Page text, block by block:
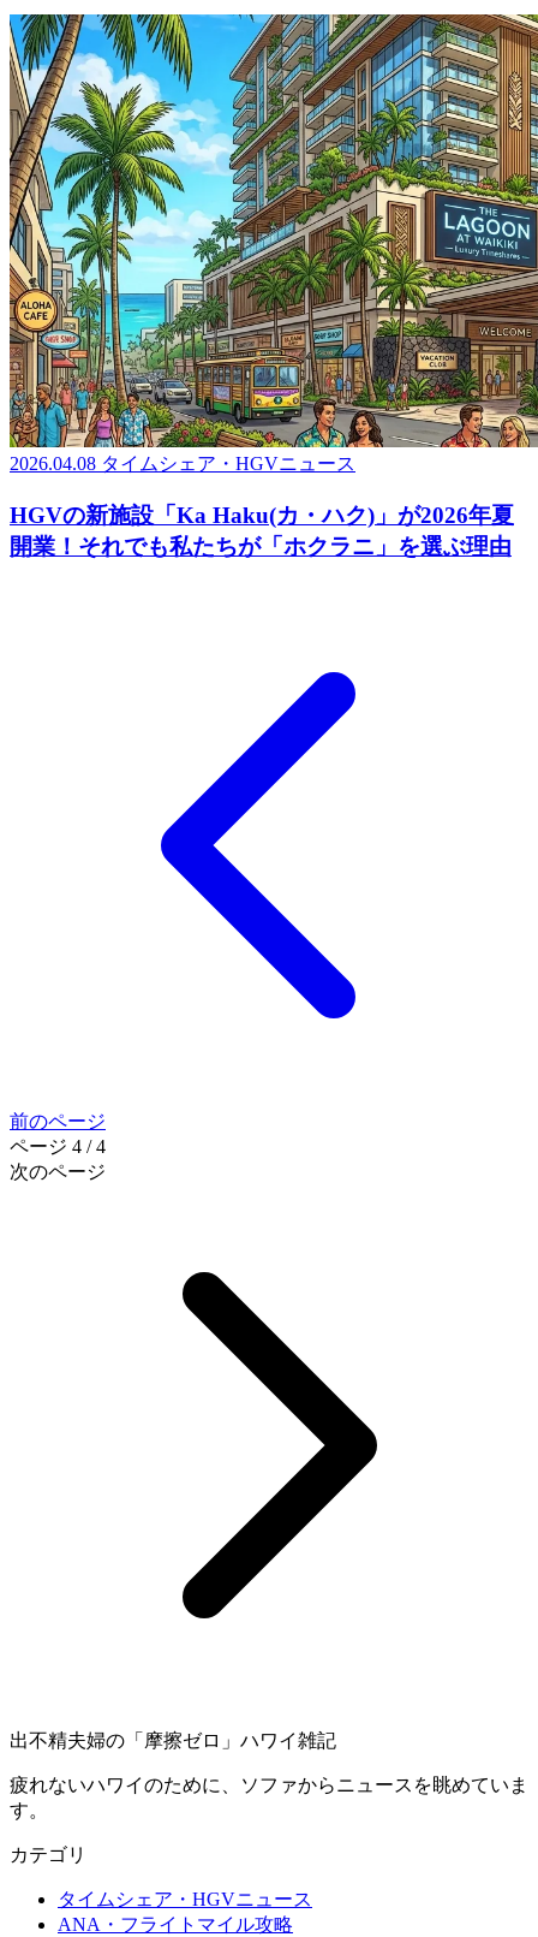
2026.04.08 タイムシェア・HGVニュース
HGVの新施設「Ka Haku(カ・ハク)」が2026年夏
開業！それでも私たちが「ホクラニ」を選ぶ理由
前のページ
ページ 4 / 4
次のページ
出不精夫婦の 「摩擦ゼロ」 ハワイ雑記
疲れないハワイのために、ソファからニュースを眺めていま
す。
カテゴリ
タイムシェア・HGVニュース
ANA・フライトマイル攻略